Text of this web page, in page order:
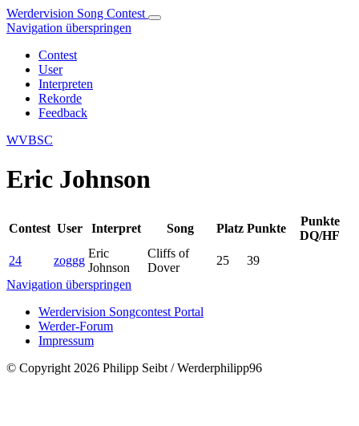
Werdervision Song Contest
Navigation überspringen
Contest
User
Interpreten
Rekorde
Feedback
WVBSC
Eric Johnson
Contest User Interpret Song Platz Punkte
Punkte
DQ/HF
24
zoggg
Eric
Johnson
Cliffs of
Dover
25
39
Navigation überspringen
Werdervision Songcontest Portal
Werder-Forum
Impressum
© Copyright 2026 Philipp Seibt / Werderphilipp96